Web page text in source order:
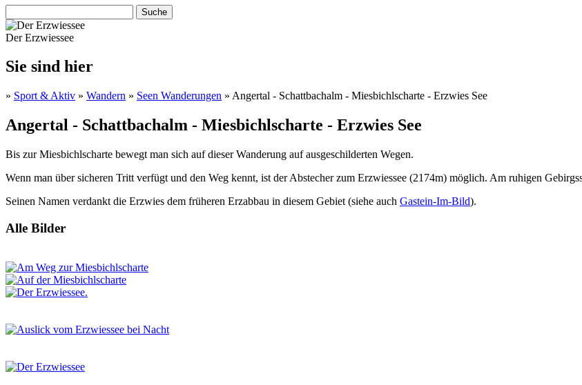
Der Erzwiessee
Sie sind hier
» Sport & Aktiv » Wandern » Seen Wanderungen » Angertal - Schattbachalm - Miesbichlscharte - Erzwies See
Angertal - Schattbachalm - Miesbichlscharte - Erzwies See
Bis zur Miesbichlscharte bewegt man sich auf dieser Wanderung auf ausgeschilderten Wegen.
Wenn man über sicheren Tritt verfügt und den Weg kennt, ist der Abstecher zum Erzwiessee (2174m) möglich. Am ruhigen
Seinen Namen verdankt die Erzwies dem früheren Erzabbau in diesem Gebiet (siehe auch Gastein-Im-Bild).
Alle Bilder